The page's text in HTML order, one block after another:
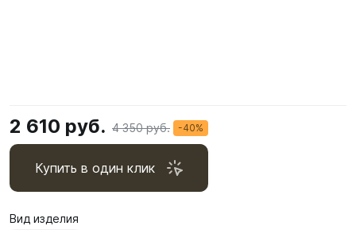
2 610 руб. 4 350 руб. -40%
Купить в один клик
Вид изделия